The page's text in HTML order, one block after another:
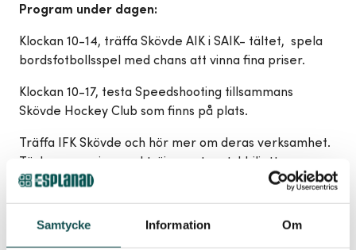
Samtycke Information Om
Program under dagen:
Klockan 10-14, träffa Skövde AIK i SAIK- tältet, spela
bordsfotbollsspel med chans att vinna fina priser.
Klockan 10-17, testa Speedshooting tillsammans
Skövde Hockey Club som finns på plats.
Träffa IFK Skövde och hör mer om deras verksamhet.
Tävla om en signerad tröja samt matchbiljetter.
Klockan 11-13 finns Grevagården Hästsportcenter på
Buda på signerad tröja från Skövde AIK, samt två